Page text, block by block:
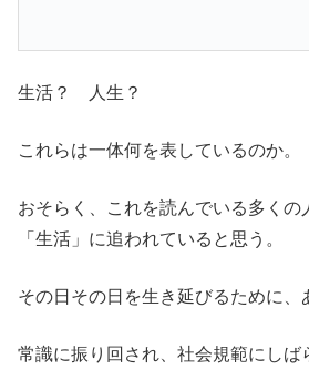
生活？ 人生？
これらは一体何を表しているのか。
おそらく、これを読んでいる多くの
「生活」に追われていると思う。
その日その日を生き延びるために、
常識に振り回され、社会規範にしば